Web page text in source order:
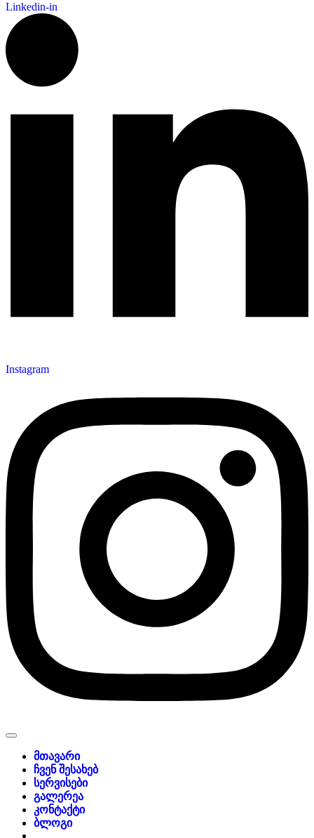
Linkedin-in
Instagram
მთავარი
ჩვენ შესახებ
სერვისები
გალერეა
კონტაქტი
ბლოგი